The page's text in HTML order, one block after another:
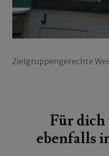
Zielgruppengerechte
Für
ebenfalls